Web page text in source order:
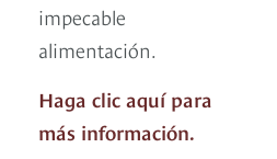
impecable
alimentación.
Haga clic aquí para
más información.